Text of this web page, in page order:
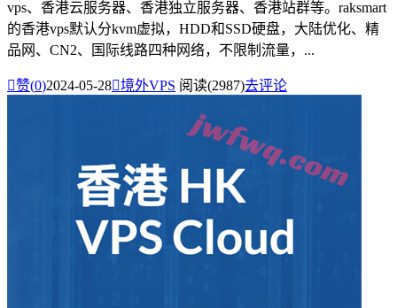
vps、香港云服务器、香港独立服务器、香港站群等。raksmart
的香港vps默认分kvm虚拟，HDD和SSD硬盘，大陆优化、精
品网、CN2、国际线路四种网络，不限制流量，...
赞(0)2024-05-28境外VPS 阅读(2987)去评论